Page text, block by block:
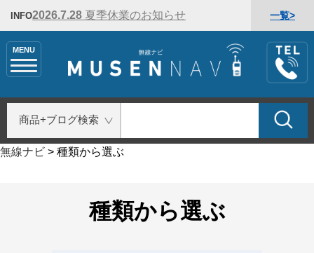
INFO2026.7.28 夏季休業のお知らせ 一覧>
MENU
無線ナビ > 種類から選ぶ
種類から選ぶ